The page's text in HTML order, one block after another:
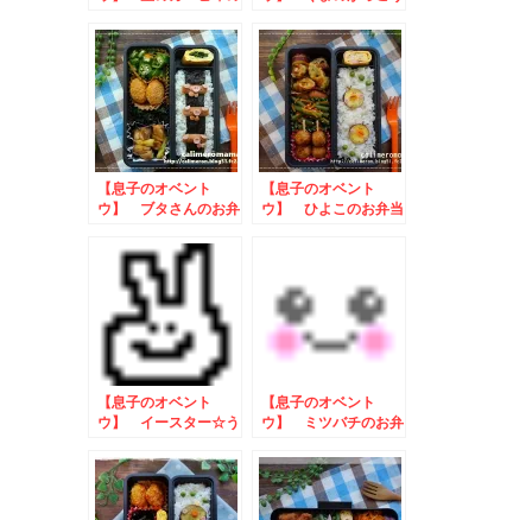
【息子のオベント
ウ】 ブタさんのお弁
【息子のオベント
ウ】 ひよこのお弁当
【息子のオベント
ウ】 イースター☆う
【息子のオベント
ウ】 ミツバチのお弁